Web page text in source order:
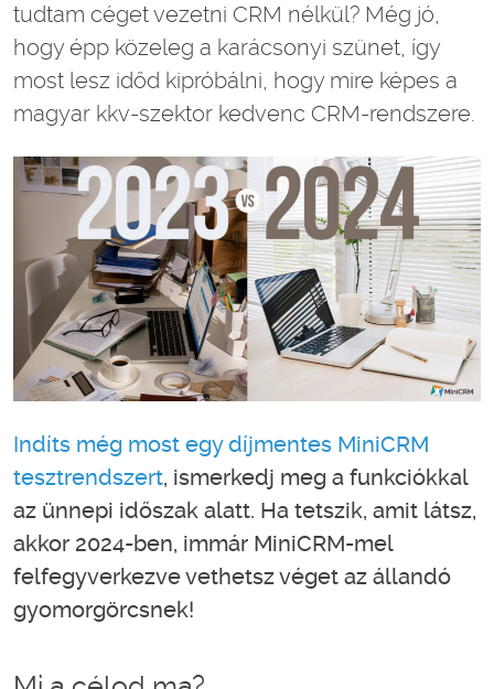
tudtam céget vezetni CRM nélkül? Még jó,
hogy épp közeleg a karácsonyi szünet, így
most lesz időd kipróbálni, hogy mire képes a
magyar kkv-szektor kedvenc CRM-rendszere.
Indíts még most egy díjmentes MiniCRM
tesztrendszert, ismerkedj meg a funkciókkal
az ünnepi időszak alatt. Ha tetszik, amit látsz,
akkor 2024-ben, immár MiniCRM-mel
felfegyverkezve vethetsz véget az állandó
gyomorgörcsnek!